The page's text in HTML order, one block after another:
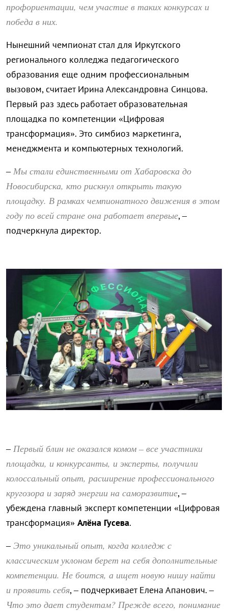
профориентации, чем участие в таких конкурсах и
победа в них.
Нынешний чемпионат стал для Иркутского
регионального колледжа педагогического
образования еще одним профессиональным
вызовом, считает Ирина Александровна Синцова.
Первый раз здесь работает образовательная
площадка по компетенции «Цифровая
трансформация». Это симбиоз маркетинга,
менеджмента и компьютерных технологий.
–Мы стали единственными от Хабаровска до
Новосибирска, кто рискнул открыть такую
площадку. В рамках чемпионатного движения в этом
году по всей стране она работает впервые, –
подчеркнула директор.
–Первый блин не оказался комом – все участники
площадки, и конкурсанты, и эксперты, получили
колоссальный опыт, расширение профессионального
кругозора и заряд энергии на саморазвитие, –
убеждена главный эксперт компетенции «Цифровая
трансформация» Алёна Гусева.
–Это уникальный опыт, когда колледж с
классическим уклоном берет на себя дополнительные
компетенции. Не боится, а ищет новую нишу найти
и проявить себя, – подчеркивает Елена Апанович. –
Что это дает студентам? Прежде всего, понимание